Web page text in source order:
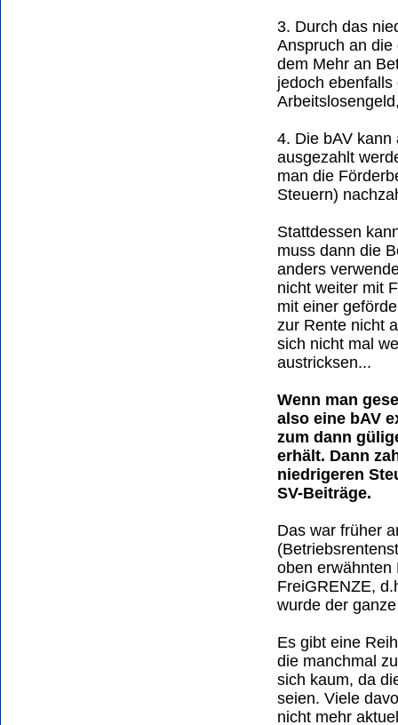
3. Durch das
Anspruch an
dem Mehr an
jedoch
4. Die bAV kann
ausgezahlt
man die
Steuern)
Stattdessen
muss dann die
anders
nicht weiter mit
mit einer
zur Rente nicht
sich nicht mal
austricksen...
Wenn man
also eine bAV
zum dann
erhält. Dann
niedrigeren
SV-Beiträge.
Das war früher
oben erwähnten
FreiGRENZE,
wurde der
Es gibt eine
die manchmal
sich kaum, da
seien. Viele
nicht mehr